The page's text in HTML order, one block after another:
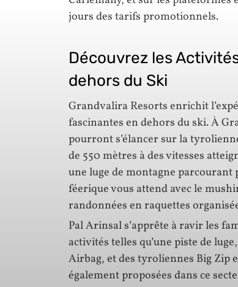
jours des tarifs promotionnels.
Découvrez les
dehors du Ski
Grandvalira Resorts enrichit
fascinantes en dehors du ski. À
pourront s’élancer sur la
de 550 mètres à des vitesses
une luge de montagne parcourant
féerique vous attend avec le
randonnées en raquettes
Pal Arinsal s’apprête à ravir les
activités telles qu’une piste de
Airbag, et des tyroliennes Big Zip
également proposées dans ce